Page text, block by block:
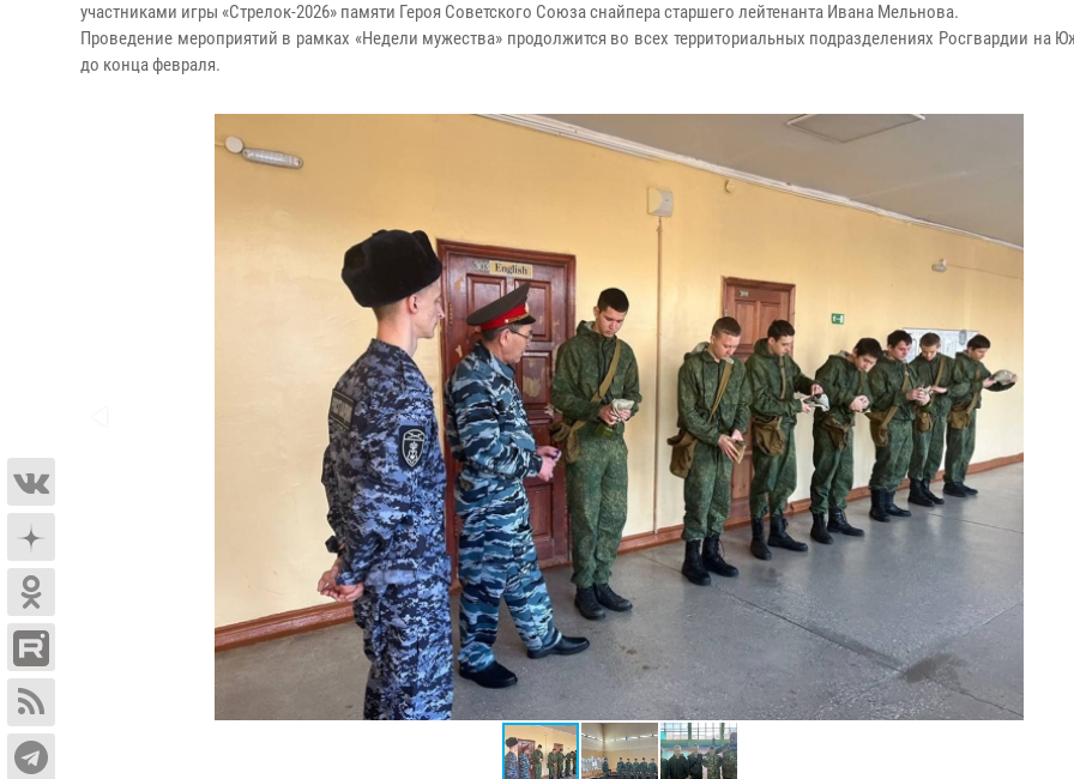
участниками игры «Стрелок-2026» памяти Героя Советского Союза снайпера старшего лейтенанта Ивана Мельнова.
Проведение мероприятий в рамках «Недели мужества» продолжится во всех территориальных подразделениях Росгвардии на
до конца февраля.